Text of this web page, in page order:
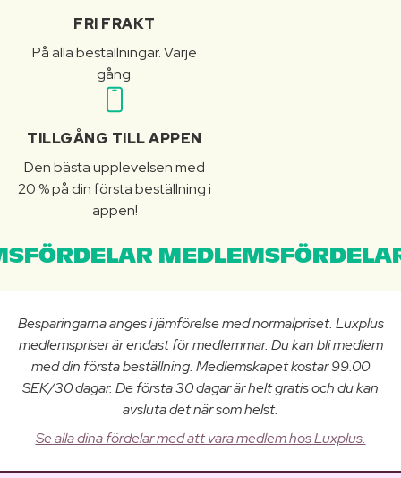
FRI FRAKT
På alla beställningar. Varje
gång.
TILLGÅNG TILL APPEN
Den bästa upplevelsen med
20 % på din första beställning i
appen!
Besparingarna anges i jämförelse med normalpriset. Luxplus
medlemspriser är endast för medlemmar. Du kan bli medlem
med din första beställning. Medlemskapet kostar 99.00
SEK/30 dagar. De första 30 dagar är helt gratis och du kan
avsluta det när som helst.
Se alla dina fördelar med att vara medlem hos Luxplus.